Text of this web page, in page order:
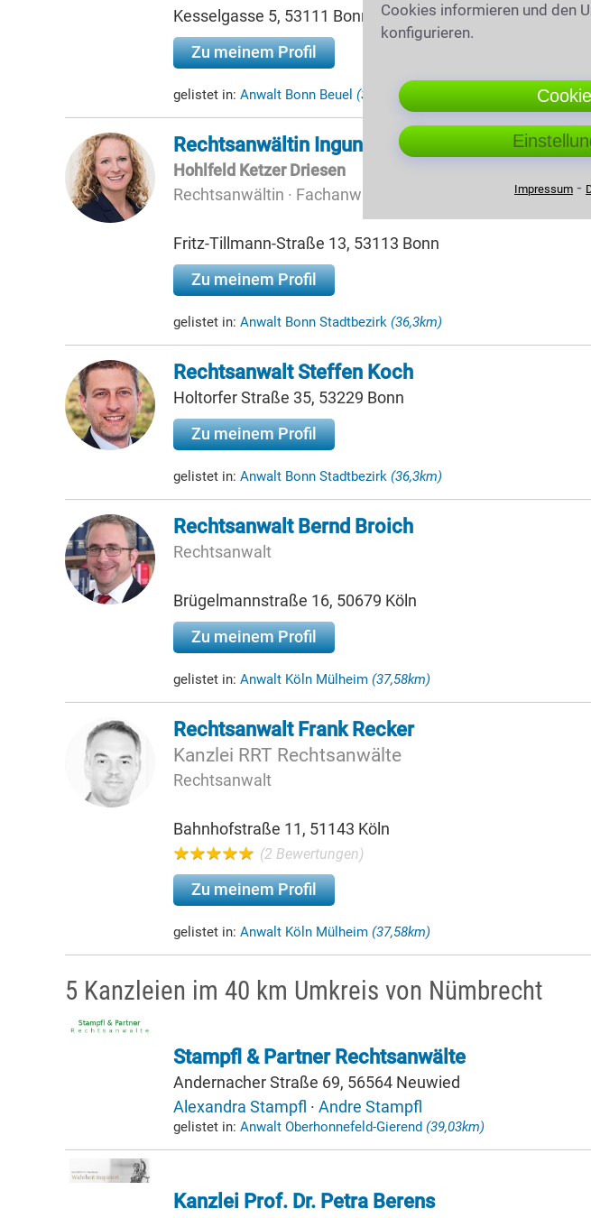
Kesselgasse 5, 53111 Bonn
Zu meinem Profil
gelistet in: Anwalt Bonn Beuel (35,09km)
Rechtsanwältin Ingund Hohlfeld
Hohlfeld Ketzer Driesen
Rechtsanwältin · Fachanwältin für Familienrecht ·
Fritz-Tillmann-Straße 13, 53113 Bonn
Zu meinem Profil
gelistet in: Anwalt Bonn Stadtbezirk (36,3km)
Rechtsanwalt Steffen Koch
Holtorfer Straße 35, 53229 Bonn
Zu meinem Profil
gelistet in: Anwalt Bonn Stadtbezirk (36,3km)
Rechtsanwalt Bernd Broich
Rechtsanwalt
Brügelmannstraße 16, 50679 Köln
Zu meinem Profil
gelistet in: Anwalt Köln Mülheim (37,58km)
Rechtsanwalt Frank Recker
Kanzlei RRT Rechtsanwälte
Rechtsanwalt
Bahnhofstraße 11, 51143 Köln
(2 Bewertungen)
Zu meinem Profil
gelistet in: Anwalt Köln Mülheim (37,58km)
5 Kanzleien im 40 km Umkreis von Nümbrecht
Stampfl & Partner Rechtsanwälte
Andernacher Straße 69, 56564 Neuwied
Alexandra Stampfl · Andre Stampfl
gelistet in: Anwalt Oberhonnefeld-Gierend (39,03km)
Kanzlei Prof. Dr. Petra Berens
Cookies informieren und den
konfigurieren.
Impressum ⁃